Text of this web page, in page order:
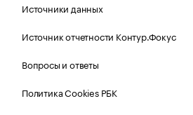
Источники данных
Источник отчетности Контур.Фокус
Вопросы и ответы
Политика Cookies РБК